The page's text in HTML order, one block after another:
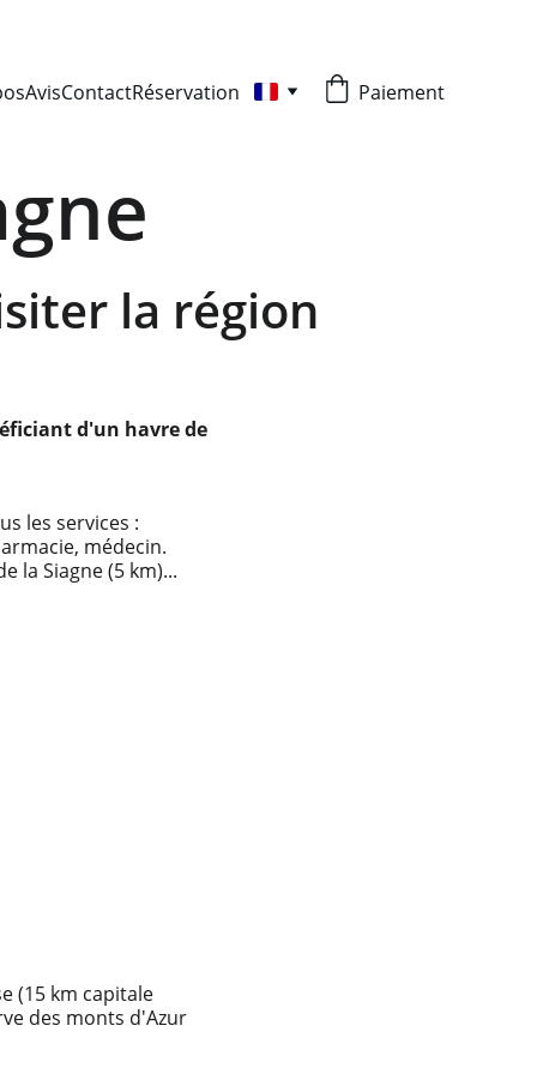
AvisContactRéservation Paiement
la région
d'un havre de
les services :
médecin.
de la Siagne (5 km)...
(15 km capitale
des monts d'Azur